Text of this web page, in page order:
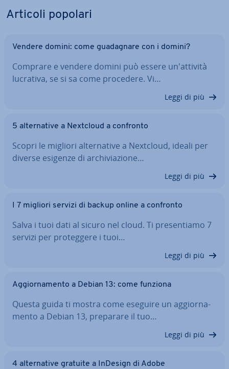
Articoli popolari
Vendere domini: come gua­da­gna­re con i domini?
Comprare e vendere domini può essere un'at­ti­vi­tà
lucrativa, se si sa come procedere. Vi…
Leggi di più
5 al­ter­na­ti­ve a Nextcloud a confronto
Scopri le migliori al­ter­na­ti­ve a Nextcloud, ideali per
diverse esigenze di ar­chi­via­zio­ne…
Leggi di più
I 7 migliori servizi di backup online a confronto
Salva i tuoi dati al sicuro nel cloud. Ti pre­sen­tia­mo 7
servizi per pro­teg­ge­re i tuoi…
Leggi di più
Ag­gior­na­men­to a Debian 13: come funziona
Questa guida ti mostra come eseguire un ag­gior­na­
men­to a Debian 13, preparare il tuo…
Leggi di più
4 al­ter­na­ti­ve gratuite a InDesign di Adobe